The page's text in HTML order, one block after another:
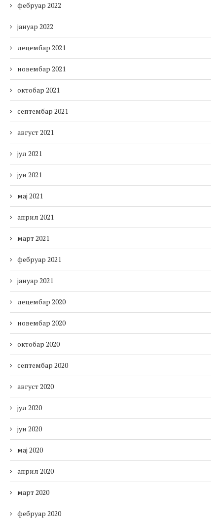
фебруар 2022
јануар 2022
децембар 2021
новембар 2021
октобар 2021
септембар 2021
август 2021
јул 2021
јун 2021
мај 2021
април 2021
март 2021
фебруар 2021
јануар 2021
децембар 2020
новембар 2020
октобар 2020
септембар 2020
август 2020
јул 2020
јун 2020
мај 2020
април 2020
март 2020
фебруар 2020